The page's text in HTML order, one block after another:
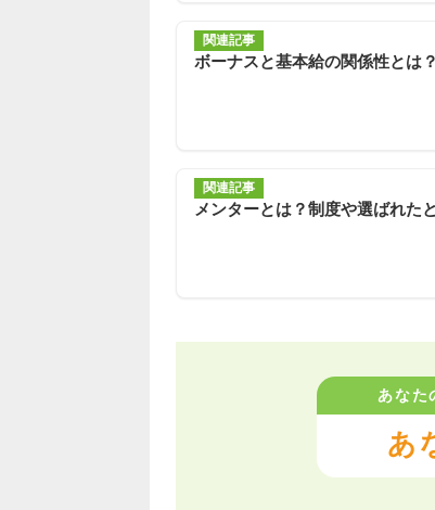
関連記事
ボーナスと基本給の関係性とは
関連記事
メンターとは？制度や選ばれた
あなた
あ